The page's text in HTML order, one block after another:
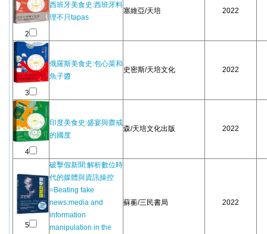
2
西班牙美食史:西班牙料
理不只tapas
塞維亞/天培 2022
3
俄羅斯美食史:包心菜和
魚子醬
史密斯/天培文化 2022
4
印度美食史:盛宴與齋戒
的國度
森/天培文化出版 2022
5
破擊假新聞:解析數位時
代的媒體與資訊操控
=Beating fake
news:media and
information
manipulation in the
蘇蘅/三民書局 2022